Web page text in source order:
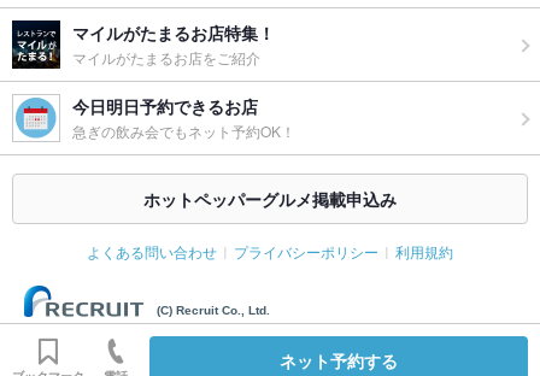
マイルがたまるお店特集！
マイルがたまるお店をご紹介
今日明日予約できるお店
急ぎの飲み会でもネット予約OK！
ホットペッパーグルメ掲載申込み
よくある問い合わせ プライバシーポリシー 利用規約
(C) Recruit Co., Ltd.
ネット予約する